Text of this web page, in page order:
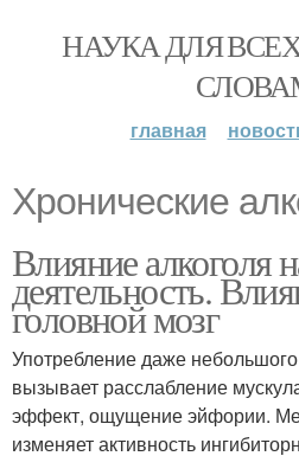
НАУКА ДЛЯ
главная
Хронические
Влияние алкоголя
деятельность.
головной мозг
Употребление даже
вызывает расслабление
эффект, ощущение эйфории.
изменяет активность